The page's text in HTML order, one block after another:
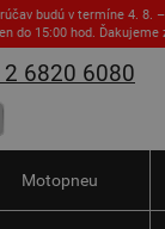
budú v termíne 4. 8.
do 15:00 hod. Ďakujeme
6820 6080
Motopneu